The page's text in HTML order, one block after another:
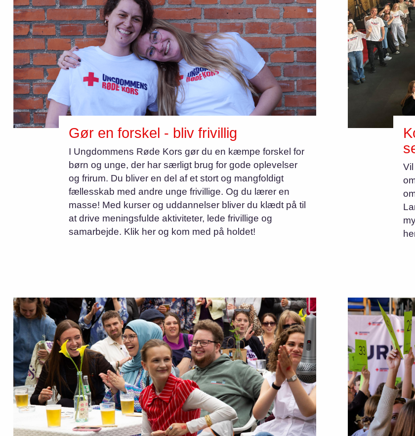
Gør en forskel - bliv frivillig
I Ungdommens Røde Kors gør du en kæmpe forskel for
børn og unge, der har særligt brug for gode oplevelser
og frirum. Du bliver en del af et stort og mangfoldigt
fællesskab med andre unge frivillige. Og du lærer en
masse! Med kurser og uddannelser bliver du klædt på til
at drive meningsfulde aktiviteter, lede frivillige og
samarbejde. Klik her og kom med på holdet!